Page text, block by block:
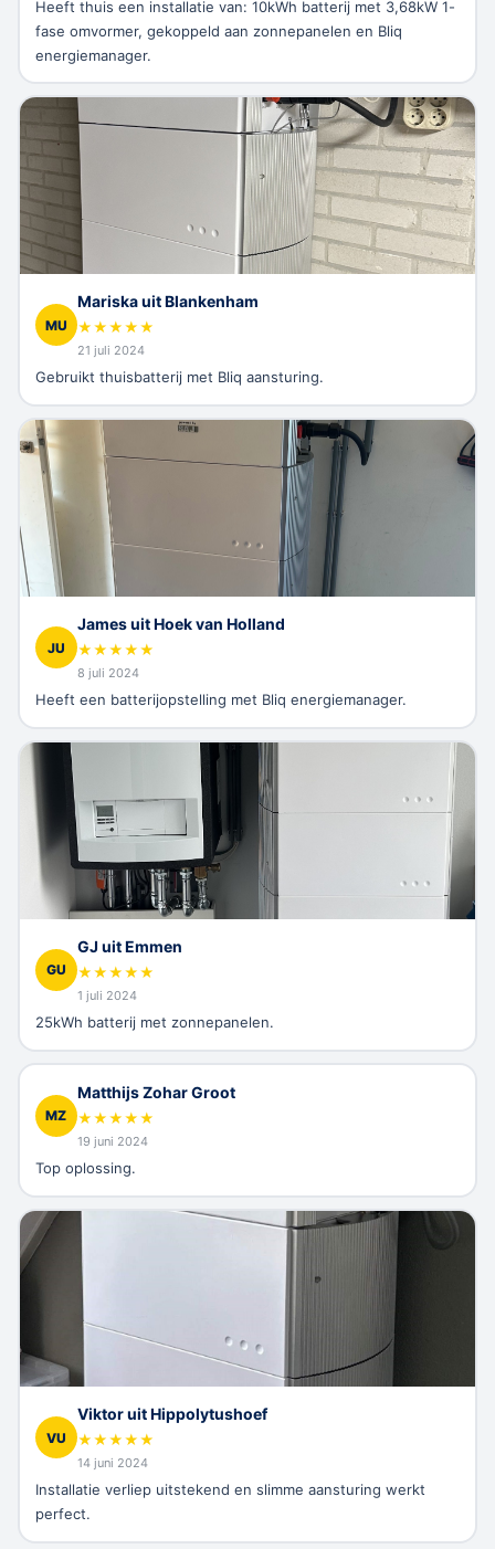
Heeft thuis een installatie van: 10kWh batterij met 3,68kW 1-
fase omvormer, gekoppeld aan zonnepanelen en Bliq
energiemanager.
MU
Mariska uit Blankenham
★★★★★
21 juli 2024
Gebruikt thuisbatterij met Bliq aansturing.
JU
James uit Hoek van Holland
★★★★★
8 juli 2024
Heeft een batterijopstelling met Bliq energiemanager.
GU
GJ uit Emmen
★★★★★
1 juli 2024
25kWh batterij met zonnepanelen.
MZ
Matthijs Zohar Groot
★★★★★
19 juni 2024
Top oplossing.
VU
Viktor uit Hippolytushoef
★★★★★
14 juni 2024
Installatie verliep uitstekend en slimme aansturing werkt
perfect.